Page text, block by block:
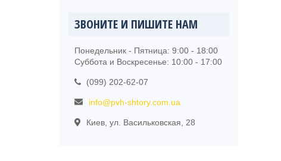
ЗВОНИТЕ И ПИШИТЕ НАМ
Понедельник - Пятница: 9:00 - 18:00
Суббота и Воскресенье: 10:00 - 17:00
(099) 202-62-07
info@pvh-shtory.com.ua
Киев, ул. Васильковская, 28